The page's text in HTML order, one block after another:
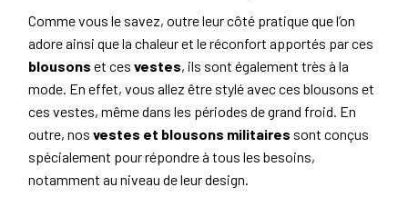
Comme vous le savez, outre leur côté pratique que l’on
adore ainsi que la chaleur et le réconfort apportés par ces
blousons et ces vestes, ils sont également très à la
mode. En effet, vous allez être stylé avec ces blousons et
ces vestes, même dans les périodes de grand froid. En
outre, nos vestes et blousons militaires sont conçus
spécialement pour répondre à tous les besoins,
notamment au niveau de leur design.